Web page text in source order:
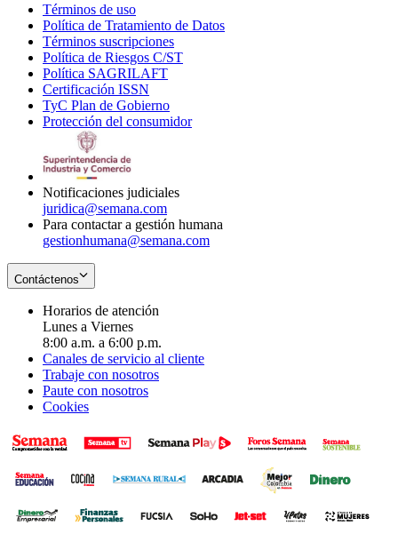
Términos de uso
in
new
window
Política de Tratamiento de Datos
Términos suscripciones
in
Política de Riesgos C/ST
Política SAGRILAFT
new
window
Certificación ISSN
in
new
TyC Plan de Gobierno
in
Protección del consumidorOpens
Notificaciones judiciales
juridica@semana.com
Para contactar a gestión humana
gestionhumana@semana.com
Contáctenos
Horarios de atención
Lunes a Viernes
8:00 a.m. a 6:00 p.m.
Canales de servicio al cliente
Trabaje con nosotros
Paute con nosotros
Cookies